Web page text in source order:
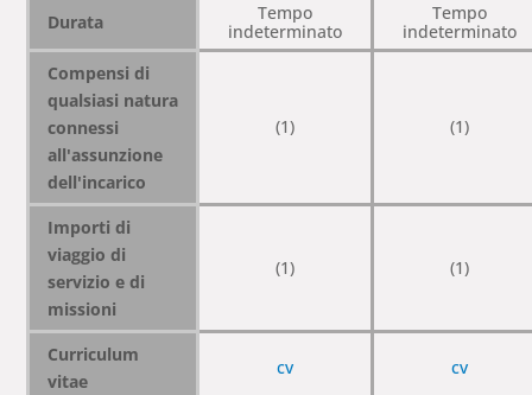
Durata
Tempo
indeterminato
Tempo
indeterminato
Compensi di
qualsiasi natura
connessi
all'assunzione
dell'incarico
(1) (1)
Importi di
viaggio di
servizio e di
missioni
(1) (1)
Curriculum
vitae
cv cv